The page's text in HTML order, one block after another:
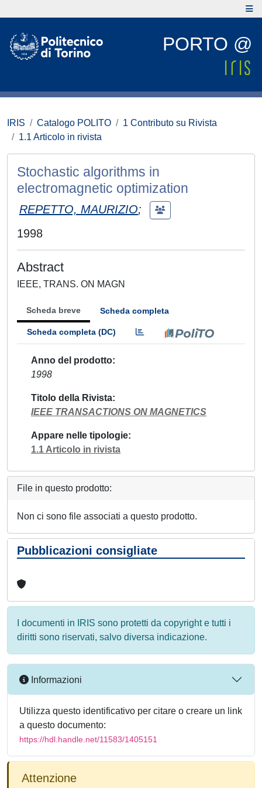
PORTO @
IRIS Catalogo POLITO
1 Contributo su Rivista
1.1 Articolo in rivista
Stochastic algorithms in
electromagnetic optimization
REPETTO, MAURIZIO;
1998
Abstract
IEEE, TRANS. ON MAGN
Scheda breve Scheda completa
Scheda completa (DC)
Anno del prodotto
1998
Titolo della Rivista
IEEE TRANSACTIONS ON MAGNETICS
Appare nelle tipologie
1.1 Articolo in rivista
File in questo prodotto:
Non ci sono file associati a questo prodotto.
Pubblicazioni consigliate
I documenti in IRIS sono protetti da copyright e tutti i
diritti sono riservati, salvo diversa indicazione.
Informazioni
Utilizza questo identificativo per citare o creare un link
a questo documento:
https://hdl.handle.net/11583/1405151
Attenzione